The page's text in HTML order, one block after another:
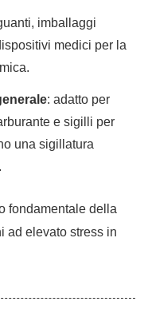
imballaggi
medici per la
: adatto per
e sigilli per
una sigillatura
fondamentale della
ad elevato stress in